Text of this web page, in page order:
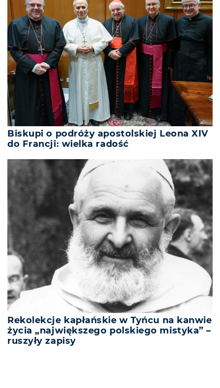
Biskupi o podróży apostolskiej Leona XIV
do Francji: wielka radość
Rekolekcje kapłańskie w Tyńcu na kanwie
życia „największego polskiego mistyka” –
ruszyły zapisy